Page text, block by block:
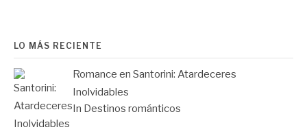
LO MÁS RECIENTE
Romance en Santorini: Atardeceres
Inolvidables
In Destinos románticos